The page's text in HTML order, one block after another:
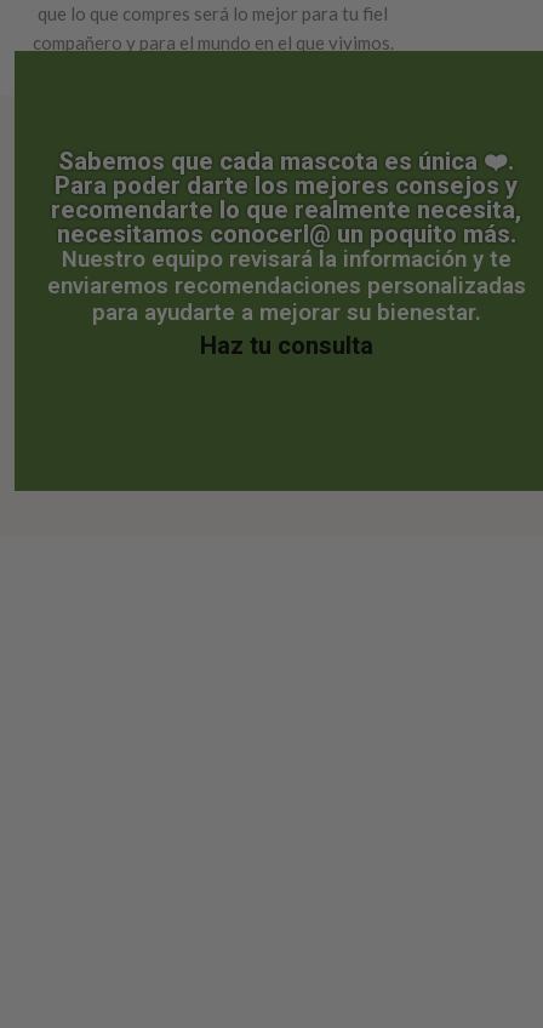
que lo que compres será lo mejor para tu fiel
compañero y para el mundo en el que vivimos.
mascotas. Consulta sobre las dudas que tengas
para mejorar la alimentación de tu mascota.
Sabemos que cada mascota es única ❤️.
Para poder darte los mejores consejos y
recomendarte lo que realmente necesita,
necesitamos conocerl@ un poquito más.
Nuestro equipo revisará la información y te
enviaremos recomendaciones personalizadas
para ayudarte a mejorar su bienestar.
Haz tu consulta